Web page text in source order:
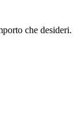
che desideri.